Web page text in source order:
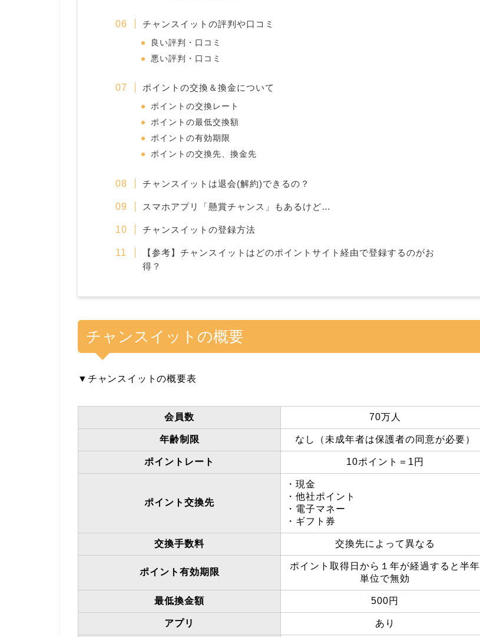
チャンスイットの評判や口コミ
良い評判・口コミ
悪い評判・口コミ
ポイントの交換＆換金について
ポイントの交換レート
ポイントの最低交換額
ポイントの有効期限
ポイントの交換先、換金先
チャンスイットは退会(解約)できるの？
スマホアプリ「懸賞チャンス」もあるけど…
チャンスイットの登録方法
【参考】チャンスイットはどのポイントサイト経由で登録するのがお
得？
チャンスイットの概要
▼チャンスイットの概要表
会員数 70万人
年齢制限 なし（未成年者は保護者の同意が必要）
ポイントレート 10ポイント＝1円
ポイント交換先
・現金
・他社ポイント
・電子マネー
・ギフト券
交換手数料 交換先によって異なる
ポイント有効期限
ポイント取得日から１年が経過すると半年
単位で無効
最低換金額 500円
アプリ あり